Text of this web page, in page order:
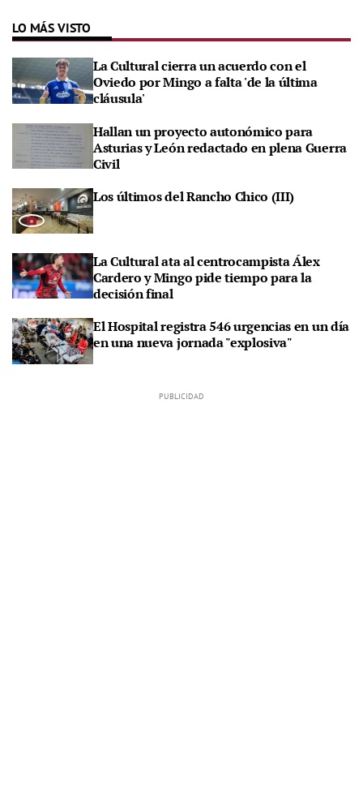
LO MÁS VISTO
La Cultural cierra un acuerdo con el
Oviedo por Mingo a falta 'de la última
cláusula'
Hallan un proyecto autonómico para
Asturias y León redactado en plena Guerra
Civil
Los últimos del Rancho Chico (III)
La Cultural ata al centrocampista Álex
Cardero y Mingo pide tiempo para la
decisión final
El Hospital registra 546 urgencias en un día
en una nueva jornada "explosiva"